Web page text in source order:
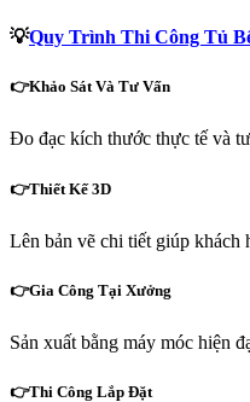
💡Quy Trình Thi Công Tủ
👉Khảo Sát Và Tư Vấn
Đo đạc kích thước thực tế và
👉Thiết Kế 3D
Lên bản vẽ chi tiết giúp khách
👉Gia Công Tại Xưởng
Sản xuất bằng máy móc hiện
👉Thi Công Lắp Đặt